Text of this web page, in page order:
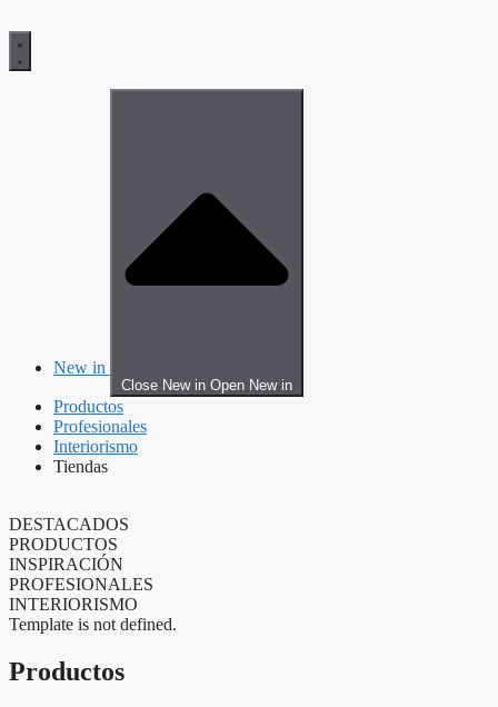
New in
Close New in Open New in
Productos
Profesionales
Interiorismo
Tiendas
DESTACADOS
PRODUCTOS
INSPIRACIÓN
PROFESIONALES
INTERIORISMO
Template is not defined.
Productos